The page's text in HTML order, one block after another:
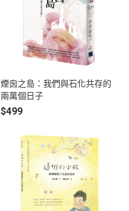
煙囪之島：我們與石化共存的
兩萬個日子
$499